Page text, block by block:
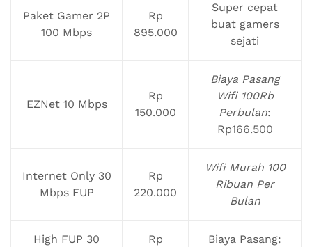
Paket Gamer 2P
100 Mbps
Rp
895.000
Super cepat
buat gamers
sejati
EZNet 10 Mbps
Rp
150.000
Biaya Pasang
Wifi 100Rb
Perbulan:
Rp166.500
Internet Only 30
Mbps FUP
Rp
220.000
Wifi Murah 100
Ribuan Per
Bulan
High FUP 30
Rp
Biaya Pasang: